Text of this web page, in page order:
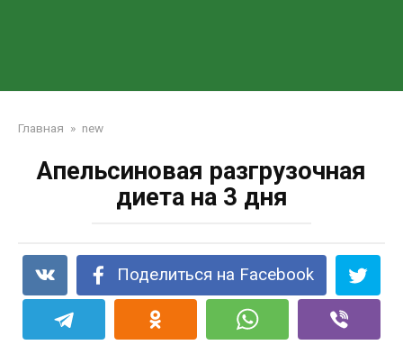
Главная » new
Апельсиновая разгрузочная
диета на 3 дня
Поделиться на Facebook